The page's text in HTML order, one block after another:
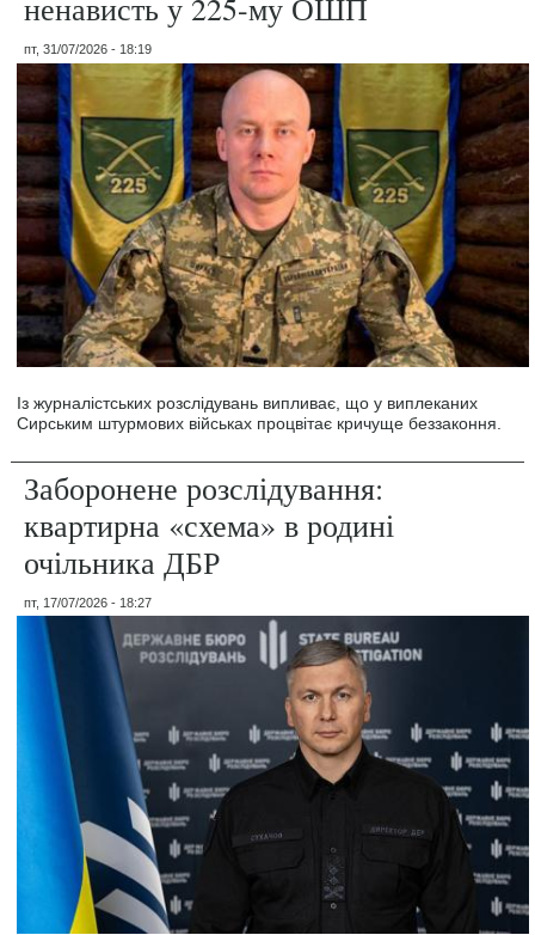
ненависть у 225-му ОШП
пт, 31/07/2026 - 18:19
Із журналістських розслідувань випливає, що у виплеканих
Сирським штурмових військах процвітає кричуще беззаконня.
Заборонене розслідування:
квартирна «схема» в родині
очільника ДБР
пт, 17/07/2026 - 18:27